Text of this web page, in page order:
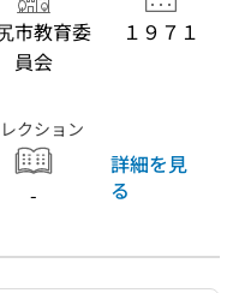
市教育委
員会
１９７１
クション
-
詳細を見
る